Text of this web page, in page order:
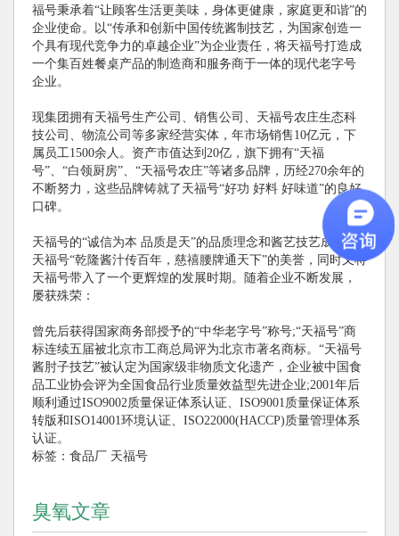
福号秉承着“让顾客生活更美味，身体更健康，家庭更和谐”的
企业使命。以“传承和创新中国传统酱制技艺，为国家创造一
个具有现代竞争力的卓越企业”为企业责任，将天福号打造成
一个集百姓餐桌产品的制造商和服务商于一体的现代老字号
企业。
现集团拥有天福号生产公司、销售公司、天福号农庄生态科
技公司、物流公司等多家经营实体，年市场销售10亿元，下
属员工1500余人。资产市值达到20亿，旗下拥有“天福
号”、“白领厨房”、“天福号农庄”等诸多品牌，历经270余年的
不断努力，这些品牌铸就了天福号“好功 好料 好味道”的良好
口碑。
天福号的“诚信为本 品质是天”的品质理念和酱艺技艺成就了
天福号“乾隆酱汁传百年，慈禧腰牌通天下”的美誉，同时又将
天福号带入了一个更辉煌的发展时期。随着企业不断发展，
屡获殊荣：
曾先后获得国家商务部授予的“中华老字号”称号;“天福号”商
标连续五届被北京市工商总局评为北京市著名商标。“天福号
酱肘子技艺”被认定为国家级非物质文化遗产，企业被中国食
品工业协会评为全国食品行业质量效益型先进企业;2001年后
顺利通过ISO9002质量保证体系认证、ISO9001质量保证体系
转版和ISO14001环境认证、ISO22000(HACCP)质量管理体系
认证。
标签： 食品厂 天福号
臭氧文章